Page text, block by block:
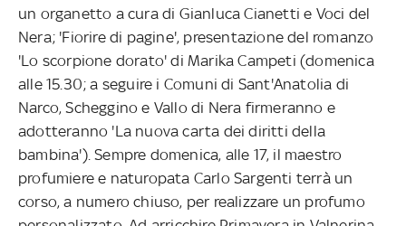
un organetto a cura di Gianluca Cianetti e Voci del
Nera; 'Fiorire di pagine', presentazione del romanzo
'Lo scorpione dorato' di Marika Campeti (domenica
alle 15.30; a seguire i Comuni di Sant'Anatolia di
Narco, Scheggino e Vallo di Nera firmeranno e
adotteranno 'La nuova carta dei diritti della
bambina'). Sempre domenica, alle 17, il maestro
profumiere e naturopata Carlo Sargenti terrà un
corso, a numero chiuso, per realizzare un profumo